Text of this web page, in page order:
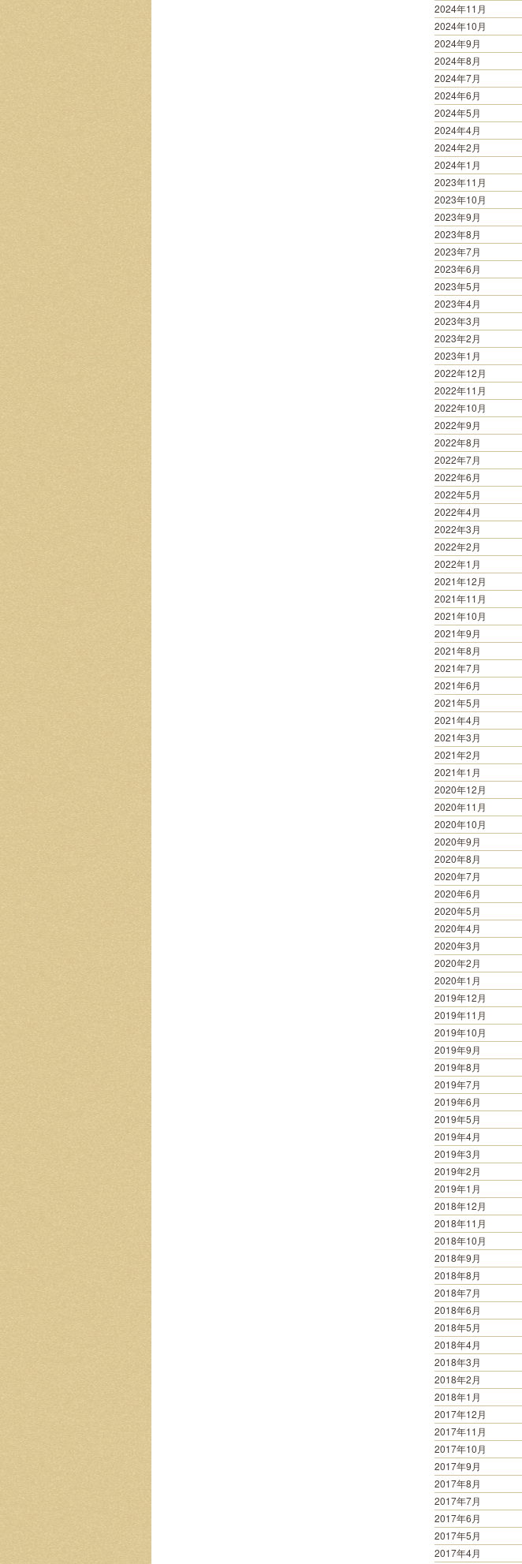
2024年11月
2024年10月
2024年9月
2024年8月
2024年7月
2024年6月
2024年5月
2024年4月
2024年2月
2024年1月
2023年11月
2023年10月
2023年9月
2023年8月
2023年7月
2023年6月
2023年5月
2023年4月
2023年3月
2023年2月
2023年1月
2022年12月
2022年11月
2022年10月
2022年9月
2022年8月
2022年7月
2022年6月
2022年5月
2022年4月
2022年3月
2022年2月
2022年1月
2021年12月
2021年11月
2021年10月
2021年9月
2021年8月
2021年7月
2021年6月
2021年5月
2021年4月
2021年3月
2021年2月
2021年1月
2020年12月
2020年11月
2020年10月
2020年9月
2020年8月
2020年7月
2020年6月
2020年5月
2020年4月
2020年3月
2020年2月
2020年1月
2019年12月
2019年11月
2019年10月
2019年9月
2019年8月
2019年7月
2019年6月
2019年5月
2019年4月
2019年3月
2019年2月
2019年1月
2018年12月
2018年11月
2018年10月
2018年9月
2018年8月
2018年7月
2018年6月
2018年5月
2018年4月
2018年3月
2018年2月
2018年1月
2017年12月
2017年11月
2017年10月
2017年9月
2017年8月
2017年7月
2017年6月
2017年5月
2017年4月